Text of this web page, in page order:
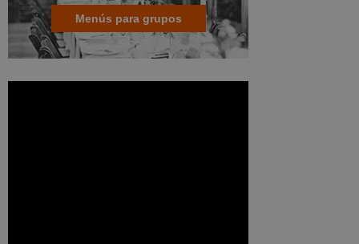
Menús para grupos